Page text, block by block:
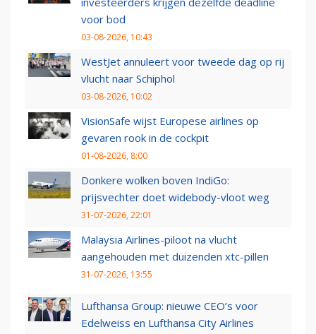
voor bod
03-08-2026, 10:43
WestJet annuleert voor tweede dag op rij
vlucht naar Schiphol
03-08-2026, 10:02
VisionSafe wijst Europese airlines op
gevaren rook in de cockpit
01-08-2026, 8:00
Donkere wolken boven IndiGo:
prijsvechter doet widebody-vloot weg
31-07-2026, 22:01
Malaysia Airlines-piloot na vlucht
aangehouden met duizenden xtc-pillen
31-07-2026, 13:55
Lufthansa Group: nieuwe CEO’s voor
Edelweiss en Lufthansa City Airlines